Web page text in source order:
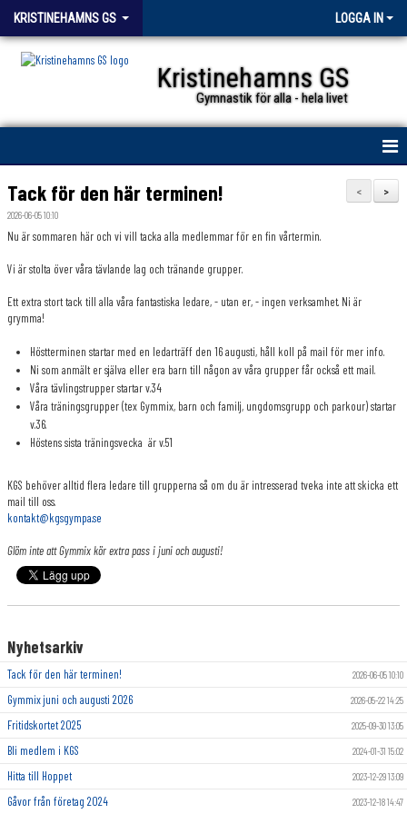
KRISTINEHAMNS GS LOGGA IN
Kristinehamns GS
Gymnastik för alla - hela livet
KGS
FÖRENINGSKOLLEKTION
KALENDER
DOKUMENT
KONTAKT
>
<
Tack för den här terminen!
2026-06-05 10:10
Nu är sommaren här och vi vill tacka alla medlemmar för en fin vårtermin.
Vi är stolta över våra tävlande lag och tränande grupper.
Ett extra stort tack till alla våra fantastiska ledare, - utan er, - ingen verksamhet. Ni är
grymma!
Höstterminen startar med en ledarträff den 16 augusti, håll koll på mail för mer info.
Ni som anmält er själva eller era barn till någon av våra grupper får också ett mail.
Våra tävlingstrupper startar v.34
Våra träningsgrupper (tex Gymmix, barn och familj, ungdomsgrupp och parkour) startar
v.36.
Höstens sista träningsvecka är v.51
KGS behöver alltid flera ledare till grupperna så om du är intresserad tveka inte att skicka ett
mail till oss.
kontakt@kgsgympa.se
Glöm inte att Gymmix kör extra pass i juni och augusti!
Nyhetsarkiv
Tack för den här terminen! 2026-06-05 10:10
Gymmix juni och augusti 2026 2026-05-22 14:25
Fritidskortet 2025 2025-09-30 13:05
Bli medlem i KGS 2024-01-31 15:02
Hitta till Hoppet 2023-12-29 13:09
Gåvor från företag 2024 2023-12-18 14:47